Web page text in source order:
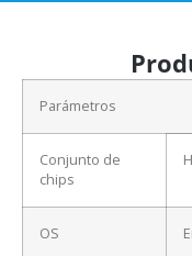
Parámetros
Conjunto de
chips
OS